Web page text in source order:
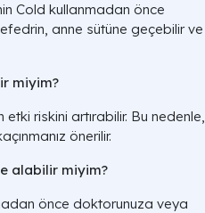
Cold kullanmadan önce
anne sütüne geçebilir ve
miyim?
riskini artırabilir. Bu nedenle,
önerilir.
alabilir miyim?
önce doktorunuza veya